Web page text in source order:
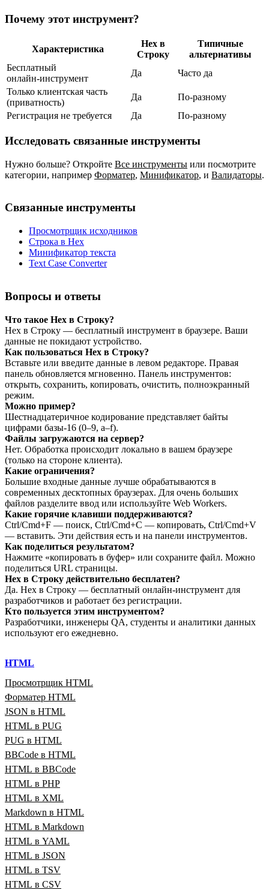
Почему этот инструмент?
Характеристика
Hex в
Строку
Типичные
альтернативы
Бесплатный
онлайн‑инструмент
Да
Часто да
Только клиентская часть
(приватность)
Да
По‑разному
Регистрация не требуется
Да По‑разному
Исследовать связанные инструменты
Нужно больше? Откройте Все инструменты или посмотрите
категории, например Форматер, Минификатор, и Валидаторы.
Связанные инструменты
Просмотрщик исходников
Строка в Hex
Минификатор текста
Text Case Converter
Вопросы и ответы
Что такое Hex в Строку?
Hex в Строку — бесплатный инструмент в браузере. Ваши
данные не покидают устройство.
Как пользоваться Hex в Строку?
Вставьте или введите данные в левом редакторе. Правая
панель обновляется мгновенно. Панель инструментов:
открыть, сохранить, копировать, очистить, полноэкранный
режим.
Можно пример?
Шестнадцатеричное кодирование представляет байты
цифрами базы‑16 (0–9, a–f).
Файлы загружаются на сервер?
Нет. Обработка происходит локально в вашем браузере
(только на стороне клиента).
Какие ограничения?
Большие входные данные лучше обрабатываются в
современных десктопных браузерах. Для очень больших
файлов разделите ввод или используйте Web Workers.
Какие горячие клавиши поддерживаются?
Ctrl/Cmd+F — поиск, Ctrl/Cmd+C — копировать, Ctrl/Cmd+V
— вставить. Эти действия есть и на панели инструментов.
Как поделиться результатом?
Нажмите «копировать в буфер» или сохраните файл. Можно
поделиться URL страницы.
Hex в Строку действительно бесплатен?
Да. Hex в Строку — бесплатный онлайн‑инструмент для
разработчиков и работает без регистрации.
Кто пользуется этим инструментом?
Разработчики, инженеры QA, студенты и аналитики данных
используют его ежедневно.
HTML
Просмотрщик HTML
Форматер HTML
JSON в HTML
HTML в PUG
PUG в HTML
BBCode в HTML
HTML в BBCode
HTML в PHP
HTML в XML
Markdown в HTML
HTML в Markdown
HTML в YAML
HTML в JSON
HTML в TSV
HTML в CSV